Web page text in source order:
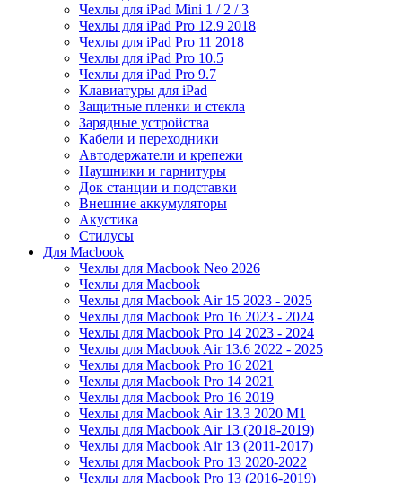
Чехлы для iPad Mini 1 / 2 / 3
Чехлы для iPad Pro 12.9 2018
Чехлы для iPad Pro 11 2018
Чехлы для iPad Pro 10.5
Чехлы для iPad Pro 9.7
Клавиатуры для iPad
Защитные пленки и стекла
Зарядные устройства
Кабели и переходники
Автодержатели и крепежи
Наушники и гарнитуры
Док станции и подставки
Внешние аккумуляторы
Акустика
Стилусы
Для Macbook
Чехлы для Macbook Neo 2026
Чехлы для Macbook
Чехлы для Macbook Air 15 2023 - 2025
Чехлы для Macbook Pro 16 2023 - 2024
Чехлы для Macbook Pro 14 2023 - 2024
Чехлы для Macbook Air 13.6 2022 - 2025
Чехлы для Macbook Pro 16 2021
Чехлы для Macbook Pro 14 2021
Чехлы для Macbook Pro 16 2019
Чехлы для Macbook Air 13.3 2020 M1
Чехлы для Macbook Air 13 (2018-2019)
Чехлы для Macbook Air 13 (2011-2017)
Чехлы для Macbook Pro 13 2020-2022
Чехлы для Macbook Pro 13 (2016-2019)